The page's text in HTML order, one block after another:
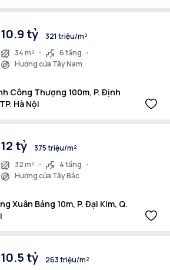
10.9 tỷ
321 triệu/m²
34 m²
6 tầng
Hướng cửa Tây Nam
Công Thượng 100m, P. Định
Hà Nội
12 tỷ
375 triệu/m²
32 m²
4 tầng
Hướng cửa Tây Bắc
Xuân Bảng 10m, P. Đại Kim, Q.
10.5 tỷ
263 triệu/m²